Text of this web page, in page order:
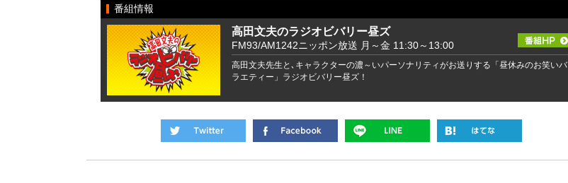
番組情報
高田文夫のラジオビバリー昼ズ
FM93/AM1242ニッポン放送 月～金 11:30～13:00
高田文夫先生と､キャラクターの濃～いパーソナリティがお送りする「昼休みのお笑いバ
ラエティー」ラジオビバリー昼ズ！